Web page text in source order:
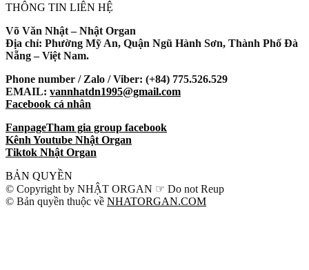
THÔNG TIN LIÊN HỆ
Võ Văn Nhật – Nhật Organ
Địa chỉ: Phường Mỹ An, Quận Ngũ Hành Sơn, Thành Phố Đà
Nẵng – Việt Nam.
Phone number / Zalo / Viber: (+84) 775.526.529
EMAIL: vannhatdn1995@gmail.com
Facebook cá nhân
FanpageTham gia group facebook
Kênh Youtube Nhật Organ
Tiktok Nhật Organ
BẢN QUYỀN
© Copyright by NHẬT ORGAN ☞ Do not Reup
© Bản quyền thuộc về NHATORGAN.COM